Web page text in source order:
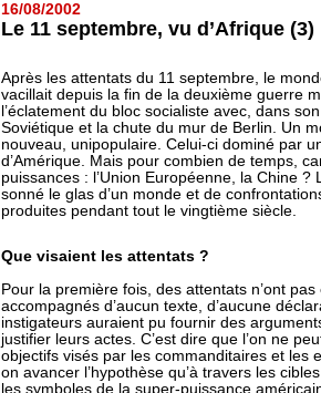
16/08/2002
Le 11 septembre, vu d’Afrique
Après les attentats du 11 septembre, le
vacillait depuis la fin de la deuxième guerre
l’éclatement du bloc socialiste avec, dans
Soviétique et la chute du mur de Berlin. Un
nouveau, unipopulaire. Celui-ci dominé par
d’Amérique. Mais pour combien de temps,
puissances : l’Union Européenne, la Chine
sonné le glas d’un monde et de
produites pendant tout le vingtième siècle.
Que visaient les attentats ?
Pour la première fois, des attentats n’ont
accompagnés d’aucun texte, d’aucune
instigateurs auraient pu fournir des
justifier leurs actes. C’est dire que l’on ne
objectifs visés par les commanditaires et les
on avancer l’hypothèse qu’à travers les
les symboles de la super-puissance